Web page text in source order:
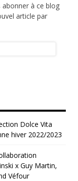
abonner à ce blog
article par
Dolce Vita
hiver 2022/2023
x Guy Martin,
Véfour